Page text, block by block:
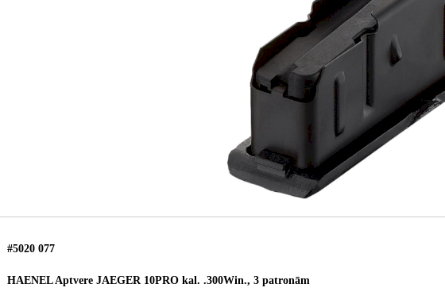
#5020 077
HAENEL Aptvere JAEGER 10PRO kal. .300Win., 3 patronām